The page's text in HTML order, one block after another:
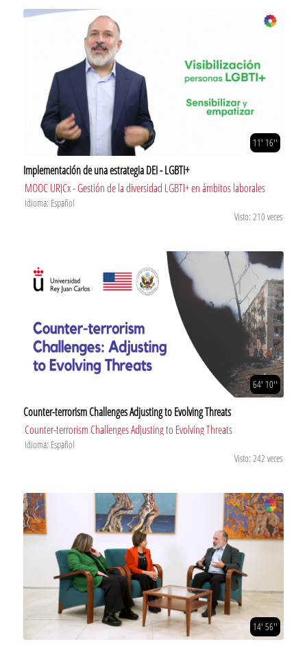
11' 16''
Implementación de una estrategia DEI - LGBTI+
MOOC URJCx - Gestión de la diversidad LGBTI+ en ámbitos laborales
Idioma: Español
Visto: 210 veces
64' 10''
Counter-terrorism Challenges Adjusting to Evolving Threats
Counter-terrorism Challenges Adjusting to Evolving Threats
Idioma: Español
Visto: 242 veces
14' 56''